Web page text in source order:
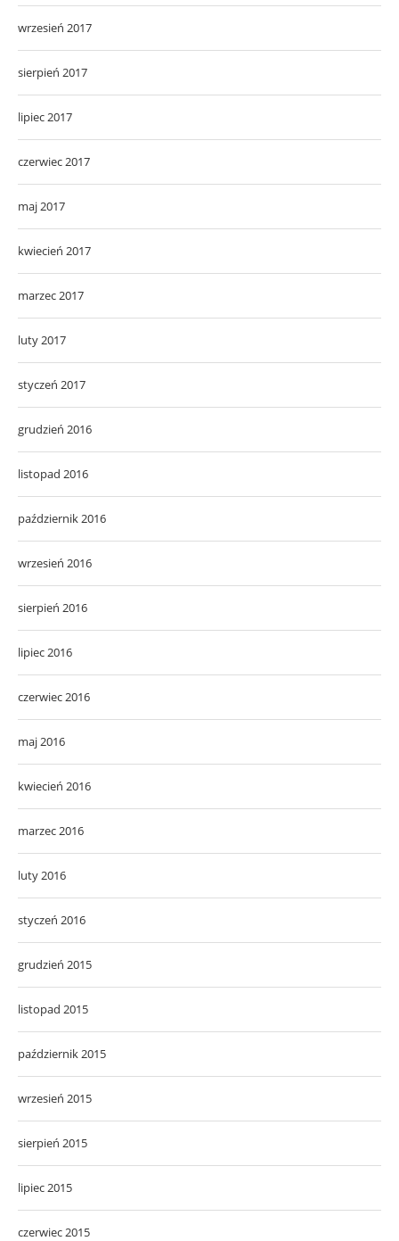
wrzesień 2017
sierpień 2017
lipiec 2017
czerwiec 2017
maj 2017
kwiecień 2017
marzec 2017
luty 2017
styczeń 2017
grudzień 2016
listopad 2016
październik 2016
wrzesień 2016
sierpień 2016
lipiec 2016
czerwiec 2016
maj 2016
kwiecień 2016
marzec 2016
luty 2016
styczeń 2016
grudzień 2015
listopad 2015
październik 2015
wrzesień 2015
sierpień 2015
lipiec 2015
czerwiec 2015